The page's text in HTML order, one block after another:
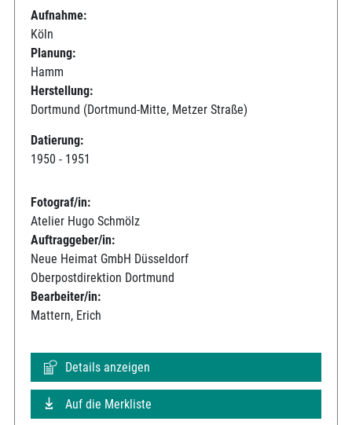
Aufnahme:
Köln
Planung:
Hamm
Herstellung:
Dortmund (Dortmund-Mitte, Metzer Straße)
Datierung:
1950 - 1951
Fotograf/in:
Atelier Hugo Schmölz
Auftraggeber/in:
Neue Heimat GmbH Düsseldorf
Oberpostdirektion Dortmund
Bearbeiter/in:
Mattern, Erich
Details anzeigen
Auf die Merkliste